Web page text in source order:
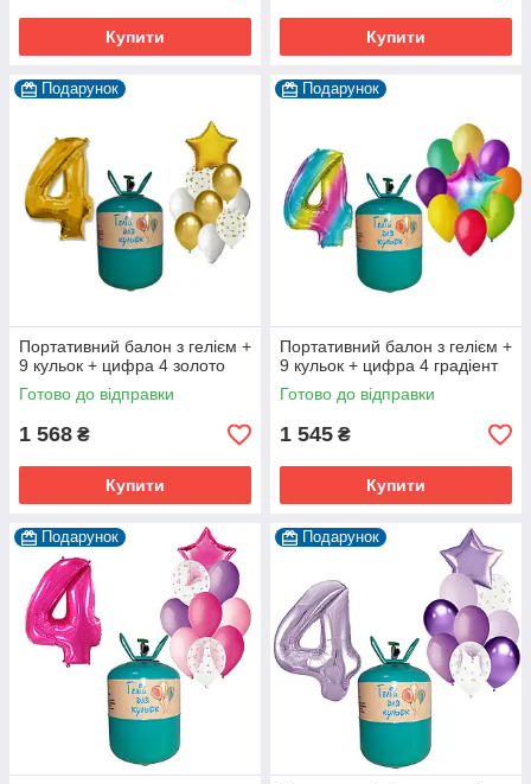
Купити Купити
Подарунок
Портативний балон з гелієм +
9 кульок + цифра 4 золото
Готово до відправки
1 568 ₴
Купити
Подарунок
Портативний балон з гелієм +
9 кульок + цифра 4 градіент
Готово до відправки
1 545 ₴
Купити
Подарунок Подарунок